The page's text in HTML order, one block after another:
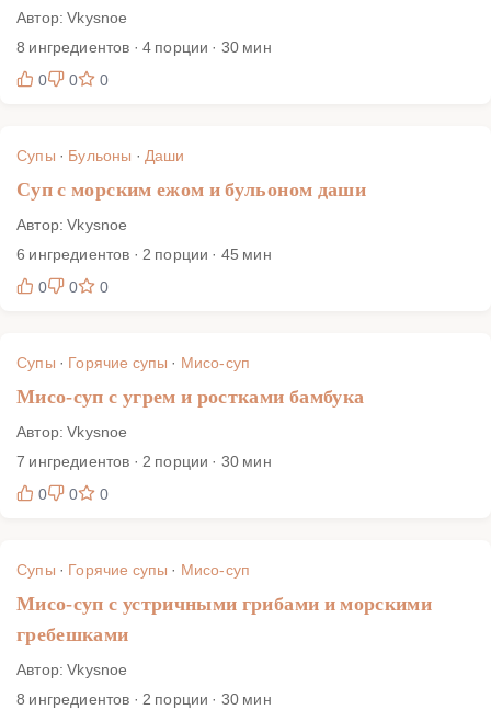
Автор: Vkysnoe
8 ингредиентов · 4 порции · 30 мин
0
0 0
Супы · Бульоны · Даши
Суп с морским ежом и бульоном даши
Автор: Vkysnoe
6 ингредиентов · 2 порции · 45 мин
0
0 0
Супы · Горячие супы · Мисо-суп
Мисо-суп с угрем и ростками бамбука
Автор: Vkysnoe
7 ингредиентов · 2 порции · 30 мин
0
0 0
Супы · Горячие супы · Мисо-суп
Мисо-суп с устричными грибами и морскими
гребешками
Автор: Vkysnoe
8 ингредиентов · 2 порции · 30 мин